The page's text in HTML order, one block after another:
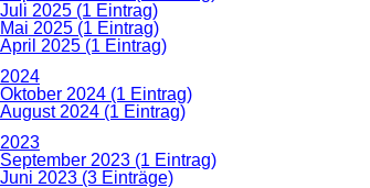
Juli 2025 (1 Eintrag)
Mai 2025 (1 Eintrag)
April 2025 (1 Eintrag)
2024
Oktober 2024 (1 Eintrag)
August 2024 (1 Eintrag)
2023
September 2023 (1 Eintrag)
Juni 2023 (3 Einträge)